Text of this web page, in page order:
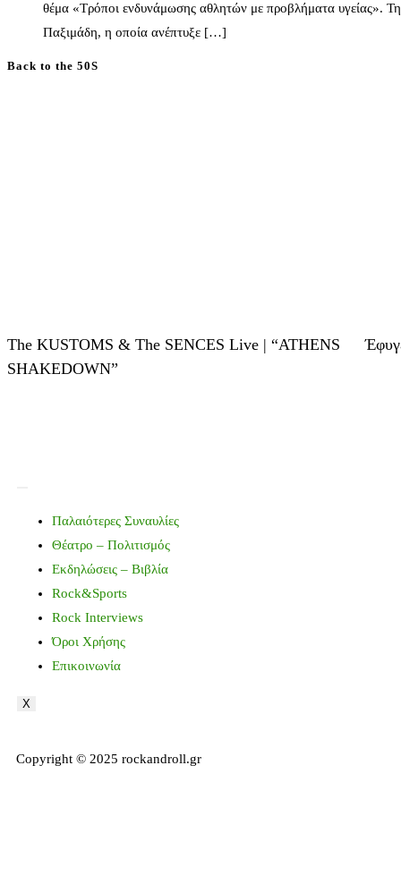
θέμα «Τρόποι ενδυνάμωσης αθλητών με προβλήματα υγείας».
Παξιμάδη, η οποία ανέπτυξε […]
Back to the 50S
The KUSTOMS & The SENCES Live | “ATHENS
SHAKEDOWN”
Παλαιότερες Συναυλίες
Θέατρο – Πολιτισμός
Εκδηλώσεις – Βιβλία
Rock&Sports
Rock Interviews
Όροι Χρήσης
Επικοινωνία
X
Copyright © 2025 rockandroll.gr